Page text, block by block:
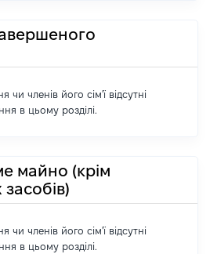
чи членів його сім'ї відсутні
в цьому розділі.
майно (крім
чи членів його сім'ї відсутні
в цьому розділі.